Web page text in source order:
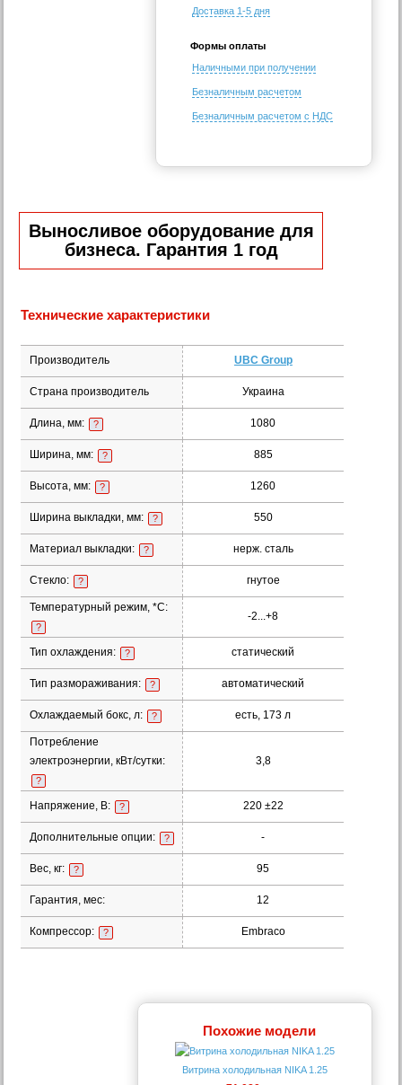
Доставка 1-5 дня
Формы оплаты
Наличными при получении
Безналичным расчетом
Безналичным расчетом с НДС
Выносливое оборудование для
бизнеса. Гарантия 1 год
Технические характеристики
Производитель UBC Group
Страна производитель Украина
Длина, мм: ? 1080
Ширина, мм: ? 885
Высота, мм: ? 1260
Ширина выкладки, мм: ? 550
Материал выкладки: ? нерж. сталь
Стекло: ? гнутое
Температурный режим, *С:
?
-2...+8
Тип охлаждения: ? статический
Тип размораживания: ? автоматический
Охлаждаемый бокс, л: ? есть, 173 л
Потребление
электроэнергии, кВт/сутки:
?
3,8
Напряжение, В: ? 220 ±22
Дополнительные опции: ? -
Вес, кг: ? 95
Гарантия, мес: 12
Компрессор: ? Embraco
Похожие модели
Витрина холодильная NIKA 1.25